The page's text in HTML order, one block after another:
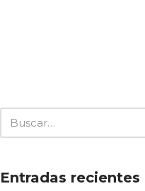
Entradas recientes